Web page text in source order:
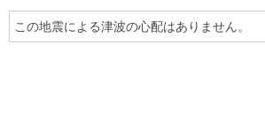
この地震による津波の心配はありません。